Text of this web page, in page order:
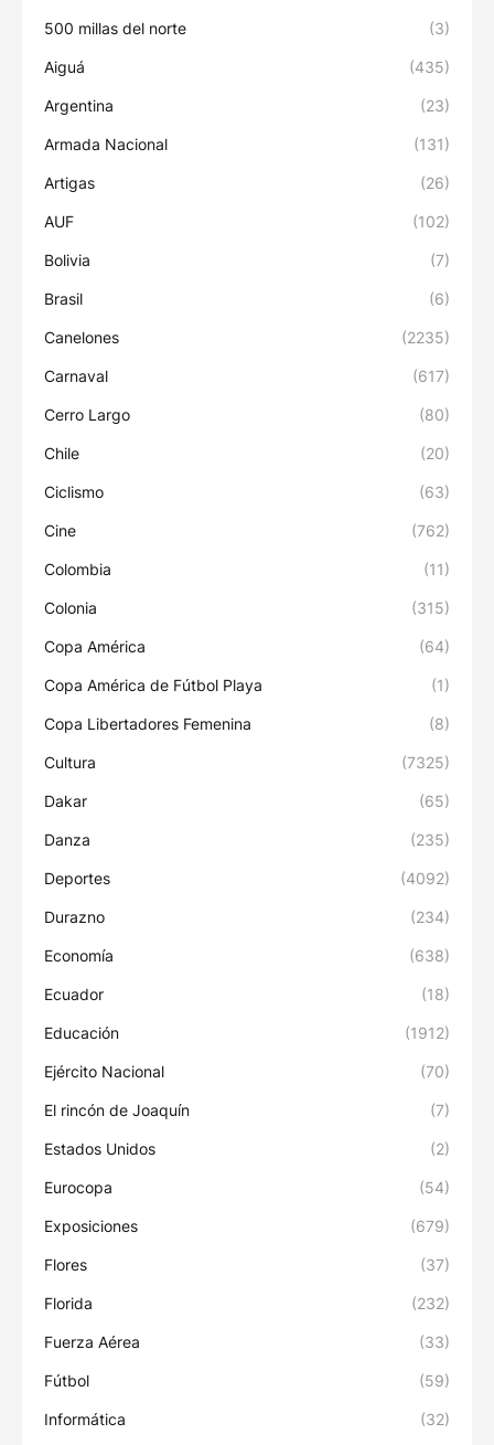
500 millas del norte (3)
Aiguá (435)
Argentina (23)
Armada Nacional (131)
Artigas (26)
AUF (102)
Bolivia (7)
Brasil (6)
Canelones (2235)
Carnaval (617)
Cerro Largo (80)
Chile (20)
Ciclismo (63)
Cine (762)
Colombia (11)
Colonia (315)
Copa América (64)
Copa América de Fútbol Playa (1)
Copa Libertadores Femenina (8)
Cultura (7325)
Dakar (65)
Danza (235)
Deportes (4092)
Durazno (234)
Economía (638)
Ecuador (18)
Educación (1912)
Ejército Nacional (70)
El rincón de Joaquín (7)
Estados Unidos (2)
Eurocopa (54)
Exposiciones (679)
Flores (37)
Florida (232)
Fuerza Aérea (33)
Fútbol (59)
Informática (32)